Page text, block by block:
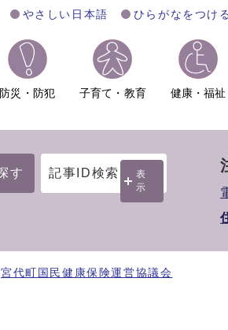
やさしい日本語 ひらがなをつける
防災・防犯 子育て・教育 健康・福祉
す 記事ID検索
表
示
宮代町国民健康保険運営協議会